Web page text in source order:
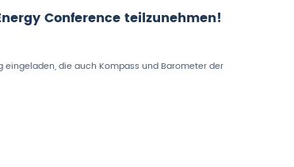
Conference teilzunehmen!
die auch Kompass und Barometer der